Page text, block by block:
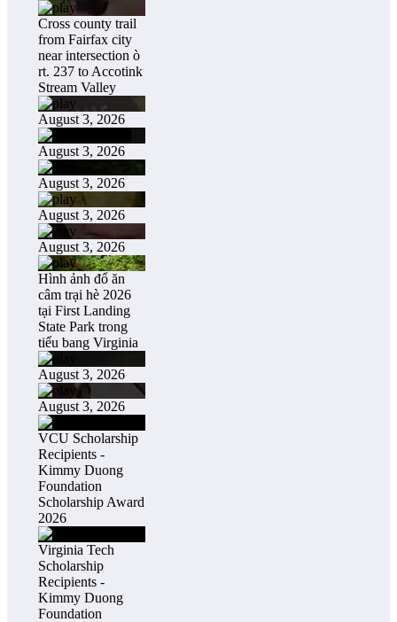
Cross county trail
from Fairfax city
near intersection ò
rt. 237 to Accotink
Stream Valley
August 3, 2026
August 3, 2026
August 3, 2026
August 3, 2026
August 3, 2026
Hình ảnh đổ ăn
câm trại hè 2026
tại First Landing
State Park trong
tiểu bang Virginia
August 3, 2026
August 3, 2026
VCU Scholarship
Recipients -
Kimmy Duong
Foundation
Scholarship Award
2026
Virginia Tech
Scholarship
Recipients -
Kimmy Duong
Foundation